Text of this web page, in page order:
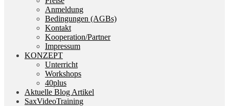
Anmeldung
Bedingungen (AGBs)
Kontakt
Kooperation/Partner
Impressum
KONZEPT
Unterricht
Workshops
40plus
Aktuelle Blog Artikel
SaxVideoTraining